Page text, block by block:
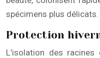
spécimens plus délicats.
Protection
L’isolation des